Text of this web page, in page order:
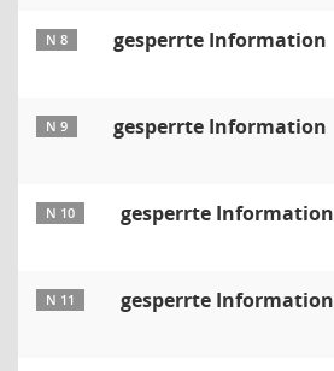
N 8 gesperrte Information
N 9 gesperrte Information
N 10 gesperrte Information
N 11 gesperrte Information